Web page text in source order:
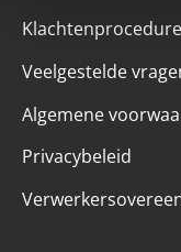
Klachtenprocedure
Veelgestelde
Algemene
Privacybeleid